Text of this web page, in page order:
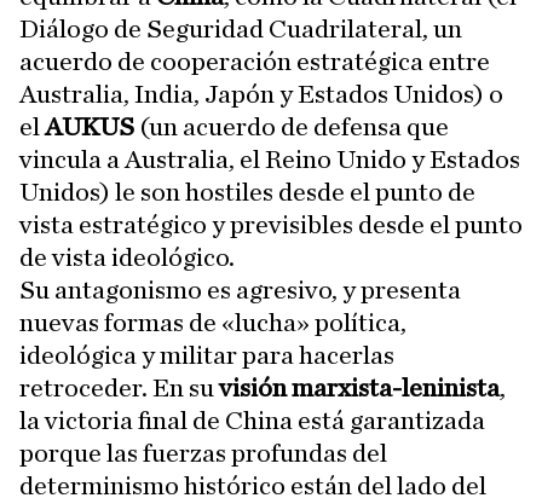
Diálogo de Seguridad Cuadrilateral, un
acuerdo de cooperación estratégica entre
Australia, India, Japón y Estados Unidos) o
elAUKUS (un acuerdo de defensa que
vincula a Australia, el Reino Unido y Estados
Unidos) le son hostiles desde el punto de
vista estratégico y previsibles desde el punto
de vista ideológico.
Su antagonismo es agresivo, y presenta
nuevas formas de «lucha» política,
ideológica y militar para hacerlas
retroceder. En suvisión marxista-leninista,
la victoria final de China está garantizada
porque las fuerzas profundas del
determinismo histórico están del lado del